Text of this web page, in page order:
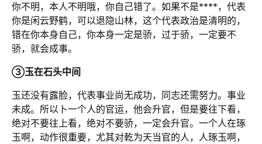
你不明，本人不明哦，你自己错了。如果不是****，代表
你是闲云野鹤，可以退隐山林，这个代表政治是清明的，
错在你本身自己，你本身一定是骄，过于骄，一定要不
骄，就会成事。
③玉在石头中间
玉还没有露脸，代表事业尚无成功，同志还需努力。事业
未成。所以卜一个人的官运，他会升官，但是要往下看，
绝对不要往上看，绝对不要骄，一定会升官。 一个人在琢
玉啊，动作很重要，尤其对乾为天当官的人，人琢玉啊，